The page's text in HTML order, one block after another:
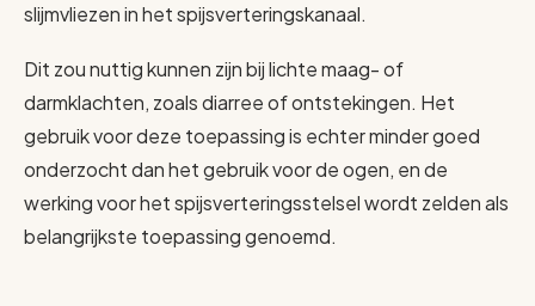
slijmvliezen in het spijsverteringskanaal.
Dit zou nuttig kunnen zijn bij lichte maag- of
darmklachten, zoals diarree of ontstekingen. Het
gebruik voor deze toepassing is echter minder goed
onderzocht dan het gebruik voor de ogen, en de
werking voor het spijsverteringsstelsel wordt zelden als
belangrijkste toepassing genoemd.